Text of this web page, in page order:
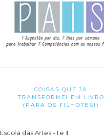
COISAS QUE JÁ
TRANSFORMEI EM LIVRO
(PARA OS FILHOTES!)
Escola das Artes - I e II